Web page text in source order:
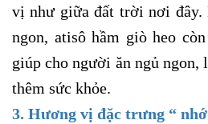
vị như giữa đất trời nơi đây.
ngon, atisô hầm giò heo
giúp cho người ăn ngủ ngon,
thêm sức khỏe.
3. Hương vị đặc trưng “